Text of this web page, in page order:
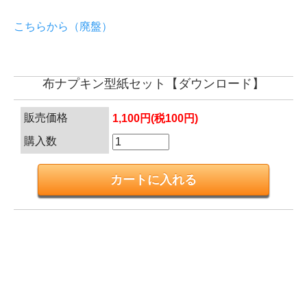
こちらから（廃盤）
布ナプキン型紙セット【ダウンロード】
販売価格
1,100円(税100円)
購入数